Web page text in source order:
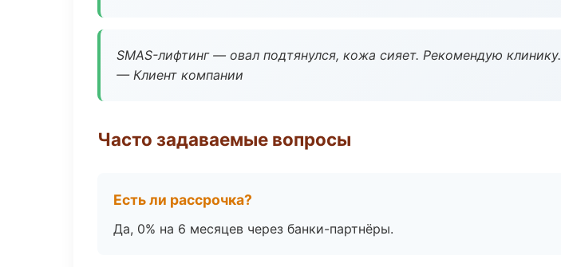
SMAS-лифтинг — овал подтянулся, кожа сияет. Рекомендую клинику.
— Клиент компании
Часто задаваемые вопросы
Есть ли рассрочка?
Да, 0% на 6 месяцев через банки-партнёры.